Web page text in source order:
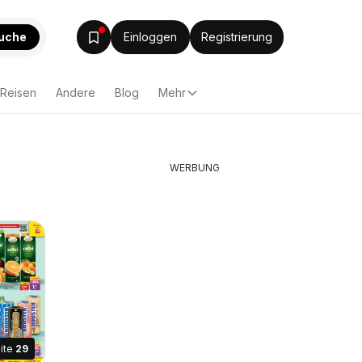
Einloggen Registrierung
Reisen Andere Blog Mehr
29
WERBUNG